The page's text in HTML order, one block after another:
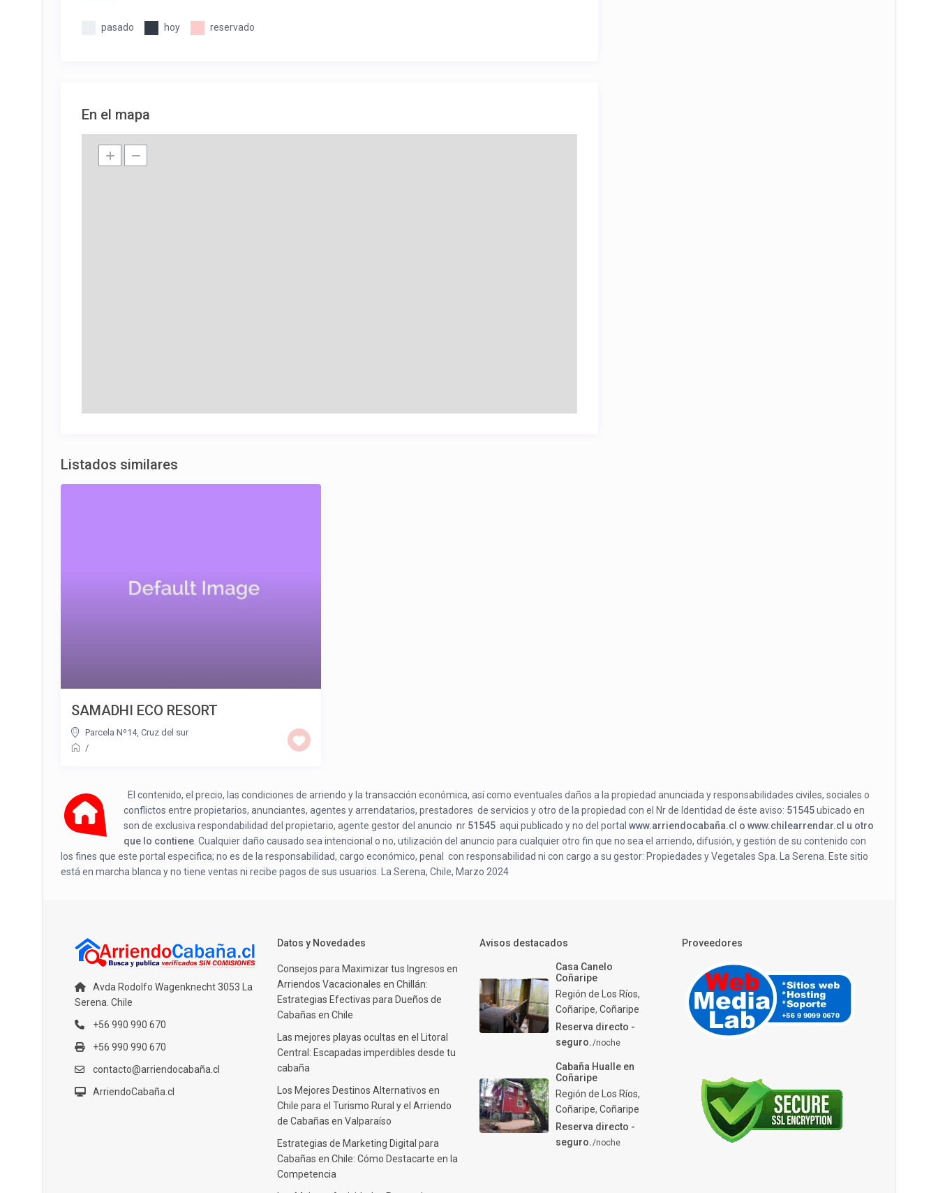
pasado hoy reservado
En el mapa
Listados similares
SAMADHI ECO RESORT
Parcela Nº14, Cruz del sur
/
El contenido, el precio, las condiciones de arriendo y la transacción económica, así como eventuales daños a la propiedad anunciada y responsabilidades civiles, sociales o
conflictos entre propietarios, anunciantes, agentes y arrendatarios, prestadores de servicios y otro de la propiedad con el Nr de Identidad de éste aviso: 51545ubicado en
son de exclusiva respondabilidad del propietario, agente gestor del anuncio nr 51545 aqui publicado y no del portal www.arriendocabaña.cl o www.chilearrendar.cl u otro
que lo contiene . Cualquier daño causado sea intencional o no, utilización del anuncio para cualquier otro fin que no sea el arriendo, difusión, y gestión de su contenido con
los fines que este portal especifica; no es de la responsabilidad, cargo económico, penal con responsabilidad ni con cargo a su gestor: Propiedades y Vegetales Spa. La Serena. Este sitio
está en marcha blanca y no tiene ventas ni recibe pagos de sus usuarios. La Serena, Chile, Marzo 2024
Avda Rodolfo Wagenknecht 3053 La
Serena. Chile
+56 990 990 670
+56 990 990 670
contacto@arriendocabaña.cl
ArriendoCabaña.cl
Datos y Novedades
Consejos para Maximizar tus Ingresos en
Arriendos Vacacionales en Chillán:
Estrategias Efectivas para Dueños de
Cabañas en Chile
Las mejores playas ocultas en el Litoral
Central: Escapadas imperdibles desde tu
cabaña
Los Mejores Destinos Alternativos en
Chile para el Turismo Rural y el Arriendo
de Cabañas en Valparaíso
Estrategias de Marketing Digital para
Cabañas en Chile: Cómo Destacarte en la
Competencia
Avisos destacados
Casa Canelo
Coñaripe
Región de Los Ríos,
Coñaripe,Coñaripe
Reserva directo -
seguro./noche
Cabaña Hualle en
Coñaripe
Región de Los Ríos,
Coñaripe,Coñaripe
Reserva directo -
seguro./noche
Proveedores